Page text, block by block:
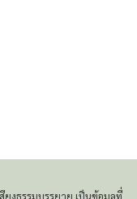
ยงธรรมบรรยาย เป็นข้อมูลที่